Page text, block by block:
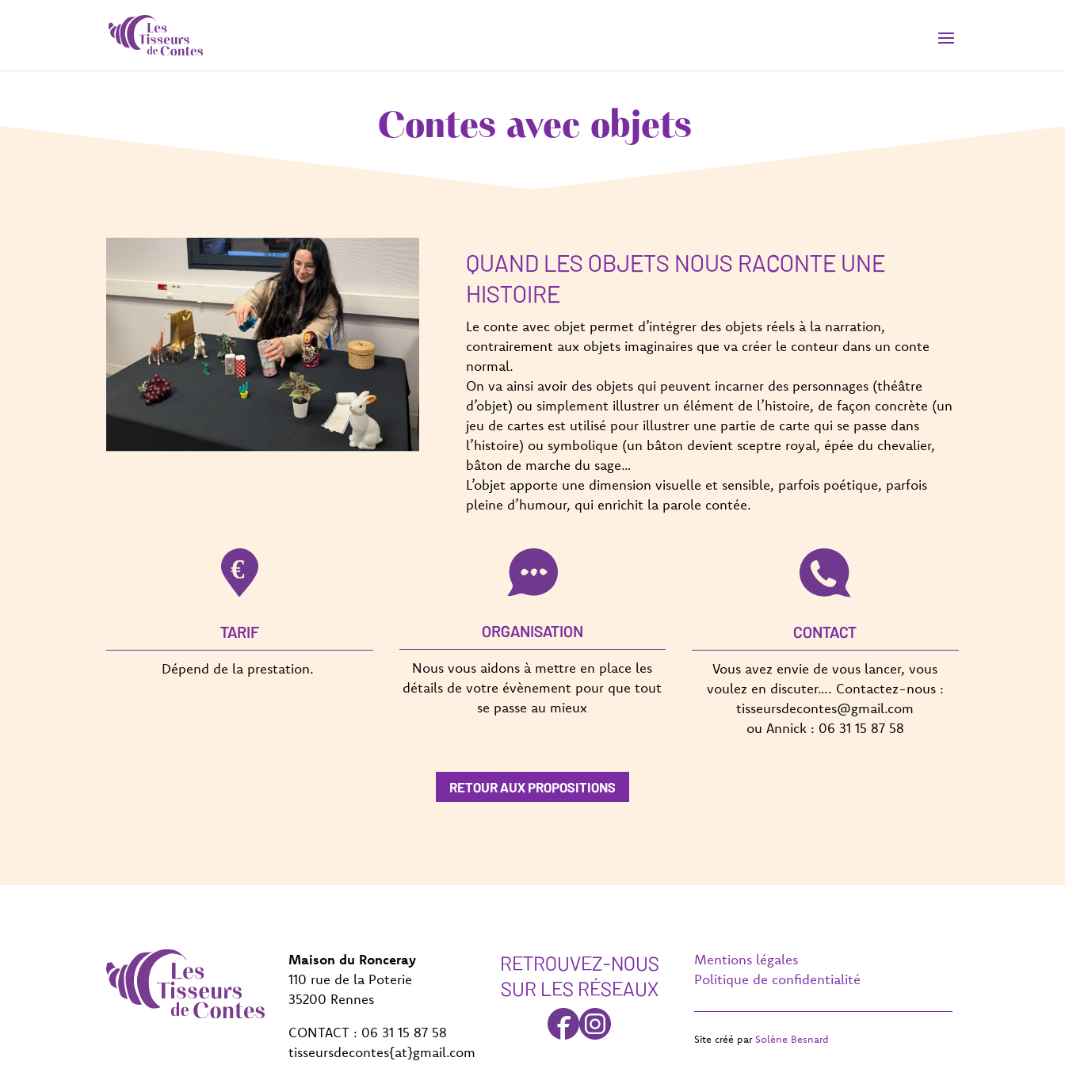
Contes avec objets
QUAND LES OBJETS NOUS RACONTE UNE
HISTOIRE
Le conte avec objet permet d’intégrer des objets réels à la narration,
contrairement aux objets imaginaires que va créer le conteur dans un conte
normal.
On va ainsi avoir des objets qui peuvent incarner des personnages (théâtre
d’objet) ou simplement illustrer un élément de l’histoire, de façon concrète (un
jeu de cartes est utilisé pour illustrer une partie de carte qui se passe dans
l’histoire) ou symbolique (un bâton devient sceptre royal, épée du chevalier,
bâton de marche du sage…
L’objet apporte une dimension visuelle et sensible, parfois poétique, parfois
pleine d’humour, qui enrichit la parole contée.
TARIF
Dépend de la prestation.
ORGANISATION
Nous vous aidons à mettre en place les
détails de votre évènement pour que tout
se passe au mieux
CONTACT
Vous avez envie de vous lancer, vous
voulez en discuter…. Contactez-nous :
tisseursdecontes@gmail.com
ou Annick : 06 31 15 87 58
RETOUR AUX PROPOSITIONS
Maison du Ronceray
110 rue de la Poterie
35200 Rennes
CONTACT : 06 31 15 87 58
tisseursdecontes{at}gmail.com
RETROUVEZ-NOUS
SUR LES RÉSEAUX
Mentions légales
Politique de confidentialité
Site créé par Solène Besnard